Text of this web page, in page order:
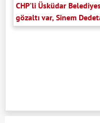
CHP'li Üsküdar
gözaltı var, Sinem